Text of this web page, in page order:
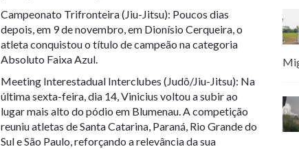
Campeonato Trifronteira (Jiu-Jitsu): Poucos dias
depois, em 9 de novembro, em Dionísio Cerqueira, o
atleta conquistou o título de campeão na categoria
Absoluto Faixa Azul.
Meeting Interestadual Interclubes (Judô/Jiu-Jitsu): Na
última sexta-feira, dia 14, Vinicius voltou a subir ao
lugar mais alto do pódio em Blumenau. A competição
reuniu atletas de Santa Catarina, Paraná, Rio Grande do
Sul e São Paulo, reforçando a relevância da sua